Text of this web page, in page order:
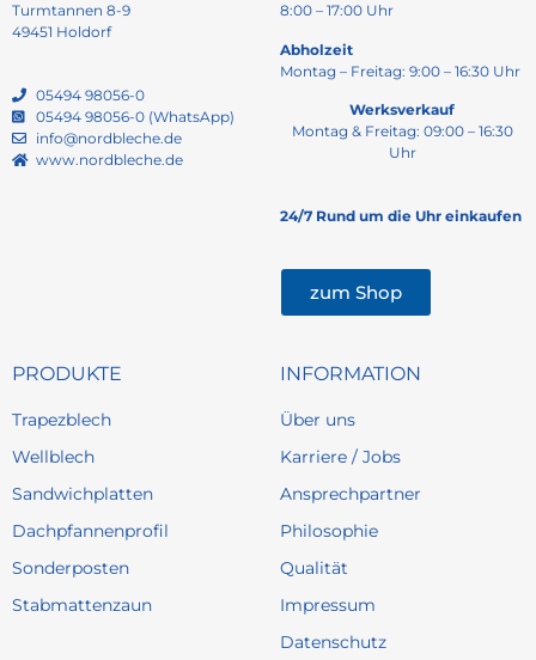
Turmtannen 8-9
49451 Holdorf
05494 98056-0
05494 98056-0 (WhatsApp)
info@nordbleche.de
www.nordbleche.de
8:00 – 17:00 Uhr
Abholzeit
Montag – Freitag: 9:00 – 16:30 Uhr
Werksverkauf
Montag & Freitag: 09:00 – 16:30
Uhr
24/7 Rund um die Uhr einkaufen
zum Shop
PRODUKTE
Trapezblech
Wellblech
Sandwichplatten
Dachpfannenprofil
Sonderposten
Stabmattenzaun
INFORMATION
Über uns
Karriere / Jobs
Ansprechpartner
Philosophie
Qualität
Impressum
Datenschutz